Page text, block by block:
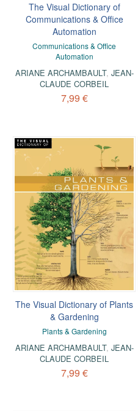
The Visual Dictionary of
Communications & Office
Automation
Communications & Office
Automation
ARIANE ARCHAMBAULT, JEAN-
CLAUDE CORBEIL
7,99 €
The Visual Dictionary of Plants
& Gardening
Plants & Gardening
ARIANE ARCHAMBAULT, JEAN-
CLAUDE CORBEIL
7,99 €